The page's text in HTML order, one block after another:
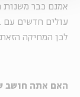
עולים חדשים עם
לכן המחיקה
האם אתה חושב